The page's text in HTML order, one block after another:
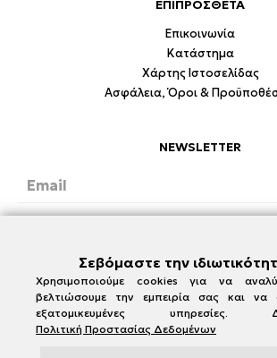
ΕΠΙΠΡΟΣΘΕΤΑ
Επικοινωνία
Κατάστημα
Χάρτης Ιστοσελίδας
Ασφάλεια, Όροι &
NEWSLETTER
Σεβόμαστε την
Χρησιμοποιούμε cookies για να
βελτιώσουμε την εμπειρία σας και να
εξατομικευμένες
Πολιτική Προστασίας Δεδομένων